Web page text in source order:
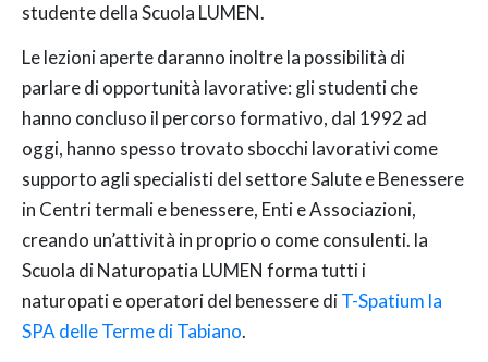
studente della Scuola LUMEN.
Le lezioni aperte daranno inoltre la possibilità di
parlare di opportunità lavorative: gli studenti che
hanno concluso il percorso formativo, dal 1992 ad
oggi, hanno spesso trovato sbocchi lavorativi come
supporto agli specialisti del settore Salute e Benessere
in Centri termali e benessere, Enti e Associazioni,
creando un’attività in proprio o come consulenti. la
Scuola di Naturopatia LUMEN forma tutti i
naturopati e operatori del benessere diT-Spatium la
SPA delle Terme di Tabiano.